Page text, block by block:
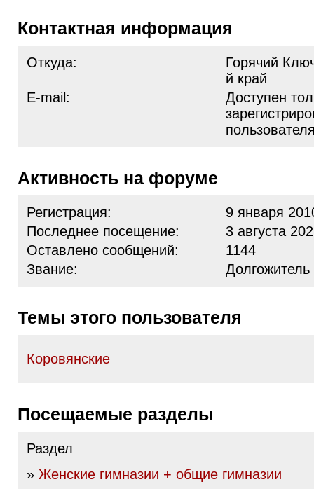
Контактная информация
Откуда:
Горячий
й край
E-mail:
Доступен
Активность на форуме
Регистрация:
9 января
Последнее посещение:
3 августа
Оставлено сообщений:
1144
Звание:
Темы этого пользователя
Коровянские
Посещаемые разделы
Раздел
» Женские гимназии + общие гимназии